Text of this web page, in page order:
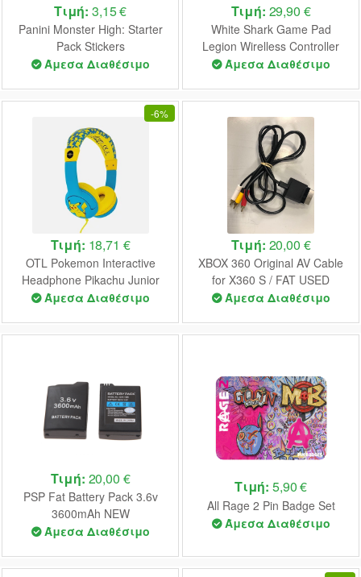
Τιμή: 3,15 €
Panini Monster High: Starter
Pack Stickers
Άμεσα Διαθέσιμο
Τιμή: 29,90 €
White Shark Game Pad
Legion Wirelless Controller
PS4/PS3/PC/Android
Άμεσα Διαθέσιμο
-6%
Τιμή: 18,71 €
OTL Pokemon Interactive
Headphone Pikachu Junior
(Blue) (PK0759)
Άμεσα Διαθέσιμο
Τιμή: 20,00 €
XBOX 360 Original AV Cable
for X360 S / FAT USED
(UNBOXED)
Άμεσα Διαθέσιμο
Τιμή: 20,00 €
PSP Fat Battery Pack 3.6v
3600mAh NEW
Άμεσα Διαθέσιμο
Τιμή: 5,90 €
All Rage 2 Pin Badge Set
Άμεσα Διαθέσιμο